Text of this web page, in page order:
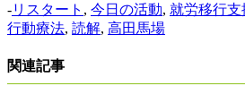
-リスタート , 今日の活動, 就労移行支
行動療法, 読解, 高田馬場
関連記事